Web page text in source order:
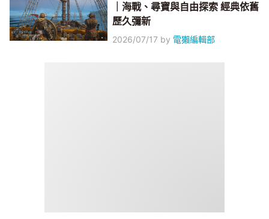
｜海戰、尋寶與自由探索 經典依舊
歷久彌新
2026/07/17 by 電獺編輯部